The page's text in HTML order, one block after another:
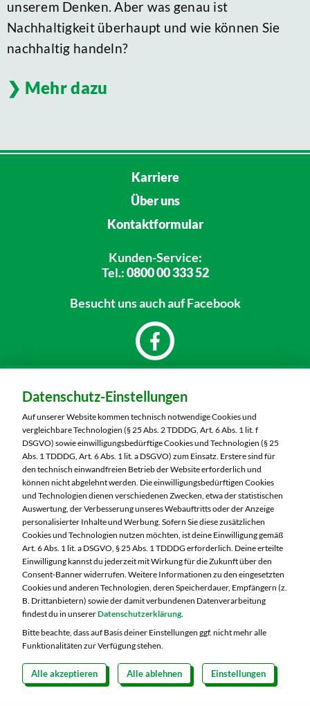
unserem Denken. Aber was genau ist
Nachhaltigkeit überhaupt und wie können Sie
nachhaltig handeln?
Mehr dazu
Karriere
Über uns
Kontaktformular
Kunden-Service:
Tel.:0800 00 333 52
Besucht unsauch auf Facebook
MARKTKAUF Saalfeld
Mittlerer Watzenbach 4
07318 Saalfeld
Telefon:03671 5970
Markt ändern
Öffnungszeiten diese Woche:
Mo:
07:00 – 20:00 Uhr
Di:
07:00 – 20:00 Uhr
Mi:
07:00 – 20:00 Uhr
Do:
07:00 – 20:00 Uhr
Fr:
07:00 – 20:00 Uhr
Copyright 2026 © MARKTKAUF Datenschutz
Impressum
Datenschutz-Einstellungen
Auf unserer Website kommen technisch notwendige Cookies und
vergleichbare Technologien (§ 25 Abs. 2 TDDDG, Art. 6 Abs. 1 lit. f
DSGVO) sowie einwilligungsbedürftige Cookies und Technologien (§ 25
Abs. 1 TDDDG, Art. 6 Abs. 1 lit. a DSGVO) zum Einsatz. Erstere sind für
den technisch einwandfreien Betrieb der Website erforderlich und
können nicht abgelehnt werden. Die einwilligungsbedürftigen Cookies
und Technologien dienen verschiedenen Zwecken, etwa der statistischen
Auswertung, der Verbesserung unseres Webauftritts oder der Anzeige
personalisierter Inhalte und Werbung. Sofern Sie diese zusätzlichen
Cookies und Technologien nutzen möchten, ist deine Einwilligung gemäß
Art. 6 Abs. 1 lit. a DSGVO, § 25 Abs. 1 TDDDG erforderlich. Deine erteilte
Einwilligung kannst du jederzeit mit Wirkung für die Zukunft über den
Consent-Banner widerrufen. Weitere Informationen zu den eingesetzten
Cookies und anderen Technologien, deren Speicherdauer, Empfängern (z.
B. Drittanbietern) sowie der damit verbundenen Datenverarbeitung
findest du in unsererDatenschutzerklärung.
Bitte beachte, dass auf Basis deiner Einstellungen ggf. nicht mehr alle
Funktionalitäten zur Verfügung stehen.
Alle akzeptieren Alle ablehnen Einstellungen